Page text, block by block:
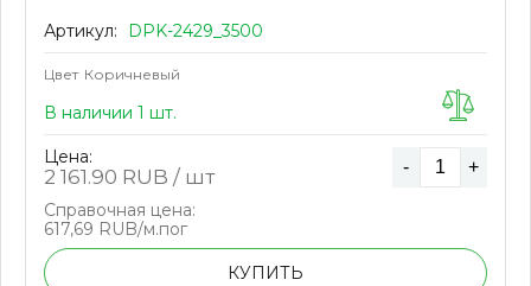
Артикул: DPK-2429_3500
Цвет Коричневый
В наличии 1 шт.
Цена:
2 161.90 RUB / шт - +
Справочная цена:
617,69 RUB/м.пог
КУПИТЬ